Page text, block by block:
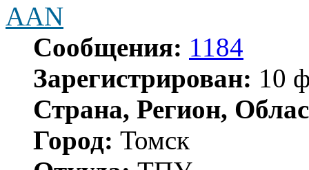
AAN
Сообщения: 1184
Зарегистрирован: 10
Страна, Регион,
Город: Томск